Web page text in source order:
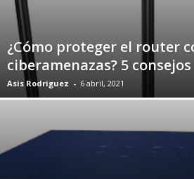
¿Cómo proteger el router
ciberamenazas? 5 consejos
Asis Rodriguez - 6 abril, 2021